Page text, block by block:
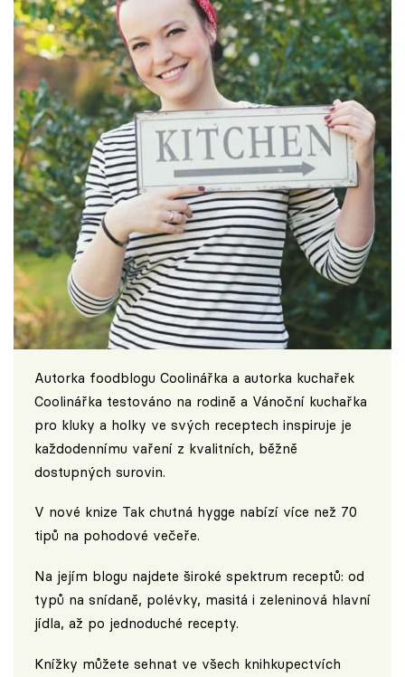
Autorka foodblogu Coolinářka a autorka kuchařek
Coolinářka testováno na rodině a Vánoční kuchařka
pro kluky a holky ve svých receptech inspiruje je
každodennímu vaření z kvalitních, běžně
dostupných surovin.
V nové knize Tak chutná hygge nabízí více než 70
tipů na pohodové večeře.
Na jejím blogu najdete široké spektrum receptů: od
typů na snídaně, polévky, masitá i zeleninová hlavní
jídla, až po jednoduché recepty.
Knížky můžete sehnat ve všech knihkupectvích